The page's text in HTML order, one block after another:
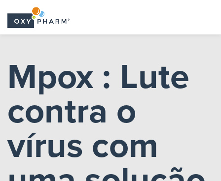
content
Mpox : Lute
contra o
vírus com